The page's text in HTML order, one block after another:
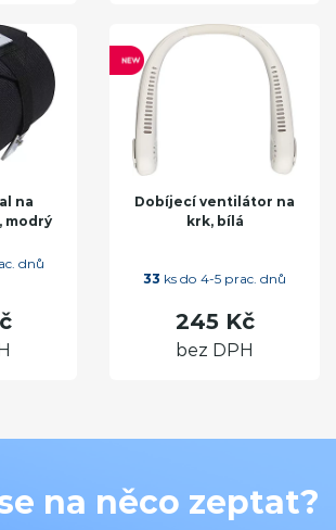
na
modrý
dnů
Dobíjecí ventilátor na
krk, bílá
33 ks do 4-5 prac. dnů
245 Kč
bez DPH
na něco zeptat?